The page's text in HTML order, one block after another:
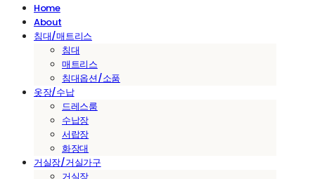
Home
About
침대/매트리스
침대
매트리스
침대옵션/소품
옷장/수납
드레스룸
수납장
서랍장
화장대
거실장/거실가구